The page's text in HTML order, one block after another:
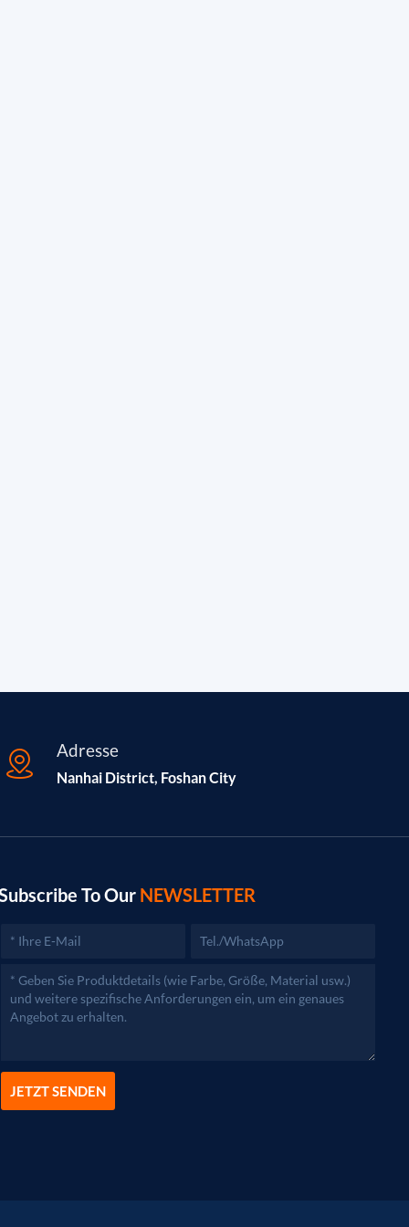
Adresse
Nanhai District, Foshan City
To Our NEWSLETTER
JETZT SENDEN